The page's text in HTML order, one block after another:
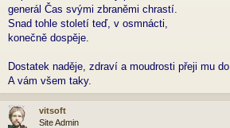
ě
e
k
generál Čas svými zbraněmi chrastí.
Snad tohle století teď, v osmnácti,
konečně dospěje.
Dostatek naděje, zdraví a moudrosti přeji mu
A vám všem taky.
vitsoft
Site Admin